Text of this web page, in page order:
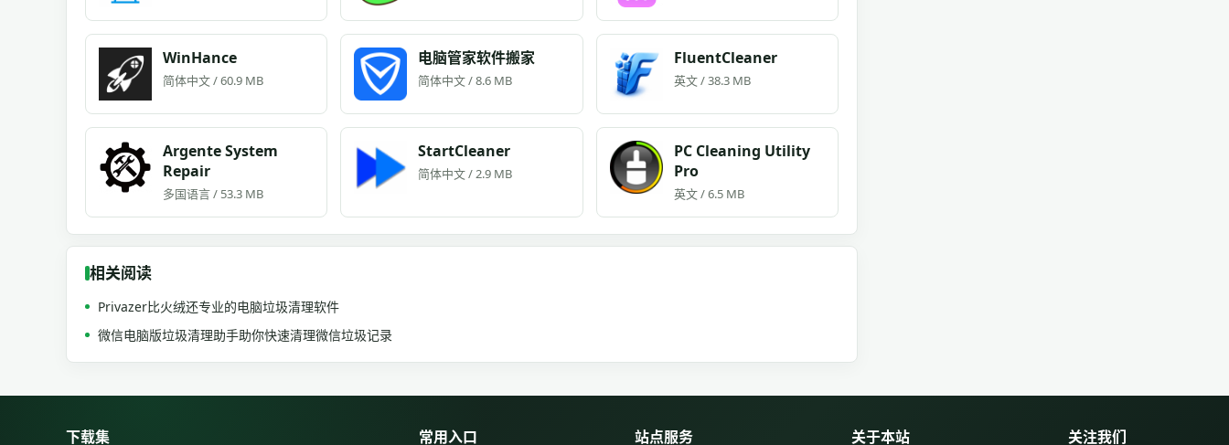
WinHance
简体中文 / 60.9 MB
电脑管家软件搬家
简体中文 / 8.6 MB
FluentCleaner
英文 / 38.3 MB
Argente System
Repair
多国语言 / 53.3 MB
StartCleaner
简体中文 / 2.9 MB
PC Cleaning Utility
Pro
英文 / 6.5 MB
相关阅读
Privazer比火绒还专业的电脑垃圾清理软件
微信电脑版垃圾清理助手助你快速清理微信垃圾记录
下载集 常用入口 站点服务 关于本站 关注我们